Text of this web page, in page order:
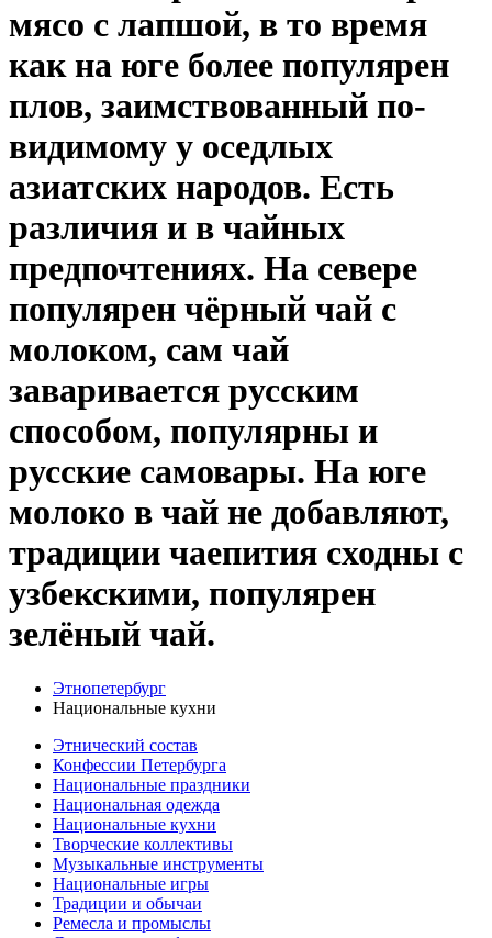
мясо с лапшой, в то время
как на юге более популярен
плов, заимствованный по-
видимому у оседлых
азиатских народов. Есть
различия и в чайных
предпочтениях. На севере
популярен чёрный чай с
молоком, сам чай
заваривается русским
способом, популярны и
русские самовары. На юге
молоко в чай не добавляют,
традиции чаепития сходны с
узбекскими, популярен
зелёный чай.
Этнопетербург
Национальные кухни
Этнический состав
Конфессии Петербурга
Национальные праздники
Национальная одежда
Национальные кухни
Творческие коллективы
Музыкальные инструменты
Национальные игры
Традиции и обычаи
Ремесла и промыслы